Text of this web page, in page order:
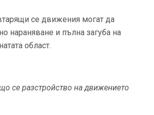
се движения могат да
нараняване и пълна загуба на
област.
се разстройство на движението